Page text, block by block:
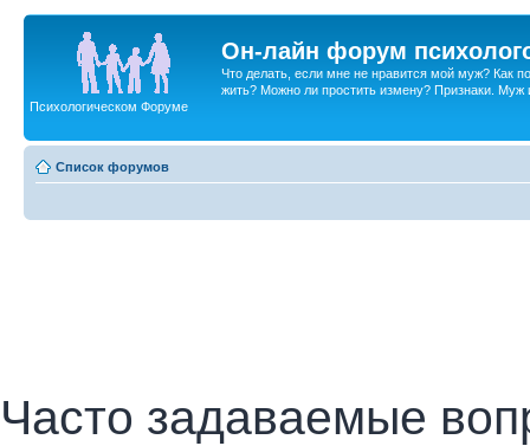
Он-лайн форум
Что делать, если мне не нравится мой муж? Как
жить? Можно ли простить измену? Признаки. Муж
Психологическом Форуме
Список форумов
Часто задаваемые